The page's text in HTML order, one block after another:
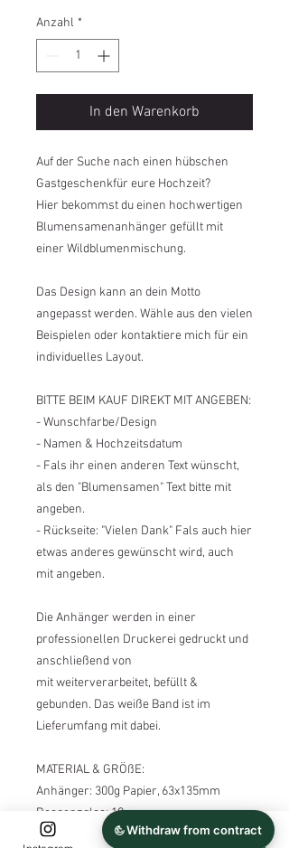
Anzahl *
In den Warenkorb
Auf der Suche nach einen hübschen
Gastgeschenkfür eure Hochzeit?
Hier bekommst du einen hochwertigen
Blumensamenanhänger gefüllt mit
einer Wildblumenmischung.
Das Design kann an dein Motto
angepasst werden. Wähle aus den vielen
Beispielen oder kontaktiere mich für ein
individuelles Layout.
BITTE BEIM KAUF DIREKT MIT ANGEBEN:
- Wunschfarbe/Design
- Namen & Hochzeitsdatum
- Fals ihr einen anderen Text wünscht,
als den "Blumensamen" Text bitte mit
angeben.
- Rückseite: "Vielen Dank" Fals auch hier
etwas anderes gewünscht wird, auch
mit angeben.
Die Anhänger werden in einer
professionellen Druckerei gedruckt und
anschließend von
mit weiterverarbeitet, befüllt &
gebunden. Das weiße Band ist im
Lieferumfang mit dabei.
MATERIAL & GRÖßE:
Anhänger: 300g Papier, 63x135mm
Reagenzglas: 10 cm
Füllung: Wildblumenmischung (Aussaat: